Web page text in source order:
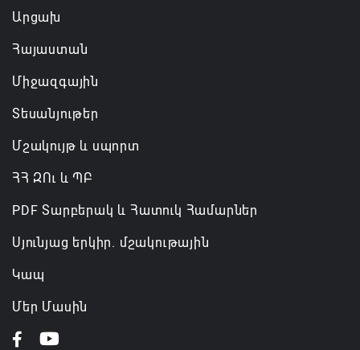
Արցախ
Հայաստան
Միջազգային
Տեսանյութեր
Մշակույթ և սպորտ
ՀՀ ԶՈւ և ՊԲ
PDF Տարբերակ և Հատուկ Համարներ
Սյունյաց երկիր. մշակութային
Կապ
Մեր Մասին